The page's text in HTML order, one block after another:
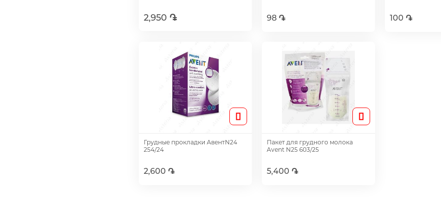
2,950 ֏ 98 ֏ 100 ֏
Грудные прокладки АвентN24
254/24
2,600 ֏
Пакет для грудного молока
Avent N25 603/25
5,400 ֏